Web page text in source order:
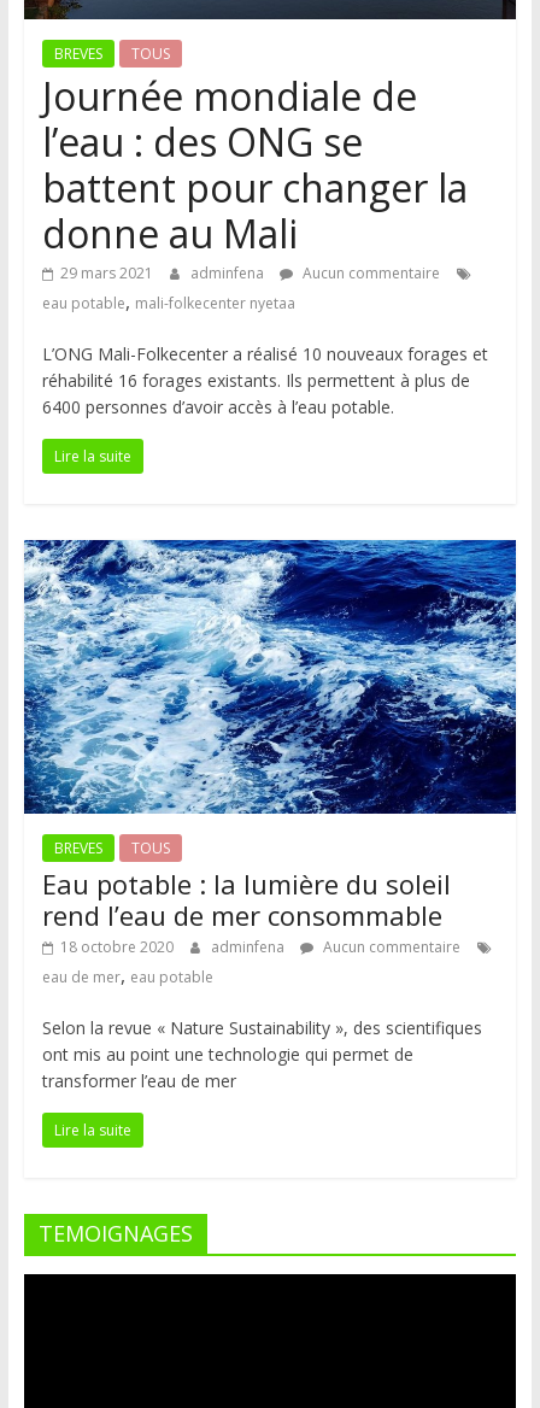
BREVES TOUS
Journée mondiale de
l’eau : des ONG se
battent pour changer la
donne au Mali
29 mars 2021 adminfena
Aucun commentaire
eau potable, mali-folkecenter nyetaa
L’ONG Mali-Folkecenter a réalisé 10 nouveaux forages et
réhabilité 16 forages existants. Ils permettent à plus de
6400 personnes d’avoir accès à l’eau potable.
Lire la suite
BREVES TOUS
Eau potable : la lumière du soleil
rend l’eau de mer consommable
18 octobre 2020 adminfena
Aucun commentaire
eau de mer, eau potable
Selon la revue « Nature Sustainability », des scientifiques
ont mis au point une technologie qui permet de
transformer l’eau de mer
Lire la suite
TEMOIGNAGES